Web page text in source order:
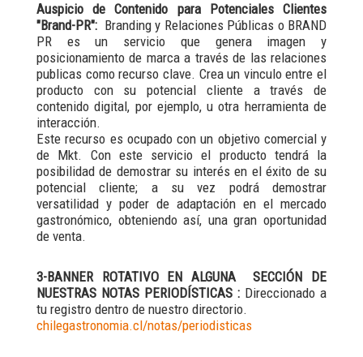
Auspicio de Contenido para Potenciales Clientes
"Brand-PR": Branding y Relaciones Públicas o BRAND
PR es un servicio que genera imagen y
posicionamiento de marca a través de las relaciones
publicas como recurso clave. Crea un vinculo entre el
producto con su potencial cliente a través de
contenido digital, por ejemplo, u otra herramienta de
interacción.
Este recurso es ocupado con un objetivo comercial y
de Mkt. Con este servicio el producto tendrá la
posibilidad de demostrar su interés en el éxito de su
potencial cliente; a su vez podrá demostrar
versatilidad y poder de adaptación en el mercado
gastronómico, obteniendo así, una gran oportunidad
de venta.
3-BANNER ROTATIVO EN ALGUNA SECCIÓN DE
NUESTRAS NOTAS PERIODÍSTICAS : Direccionado a
tu registro dentro de nuestro directorio.
chilegastronomia.cl/notas/periodisticas